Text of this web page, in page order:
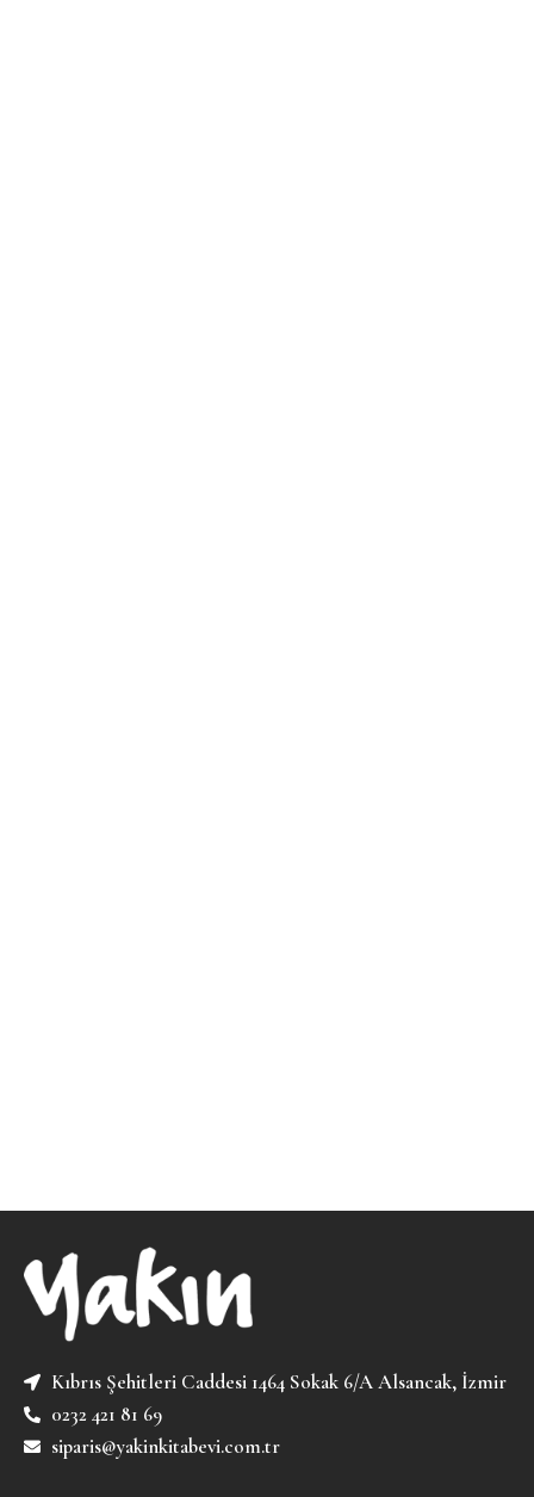
Kıbrıs Şehitleri Caddesi 1464 Sokak 6/A Alsancak, İzmir
0232 421 81 69
siparis@yakinkitabevi.com.tr